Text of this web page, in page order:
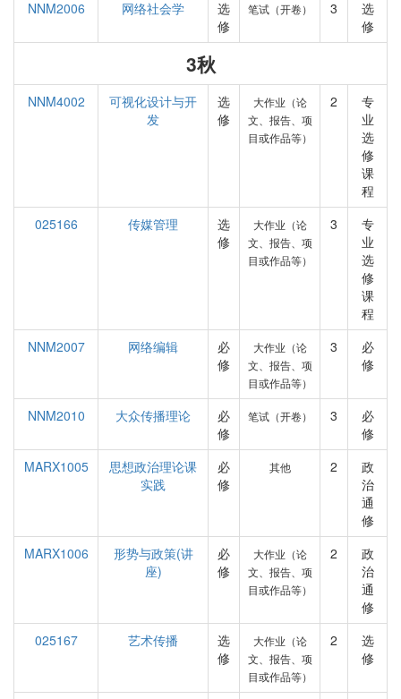
NNM2006 网络社会学
选
修
笔试（开卷） 3
选
修
3秋
NNM4002
可视化设计与开
发
选
修
大作业（论
文、报告、项
目或作品等）
2
专
业
选
修
课
程
025166
传媒管理
选
修
大作业（论
文、报告、项
目或作品等）
3
专
业
选
修
课
程
NNM2007
网络编辑
必
修
大作业（论
文、报告、项
目或作品等）
3
必
修
NNM2010 大众传播理论
必
修
笔试（开卷） 3
必
修
MARX1005
思想政治理论课
实践
必
修
其他 2
政
治
通
修
MARX1006
形势与政策(讲
座)
必
修
大作业（论
文、报告、项
目或作品等）
2
政
治
通
修
025167
艺术传播
选
修
大作业（论
文、报告、项
目或作品等）
2
选
修